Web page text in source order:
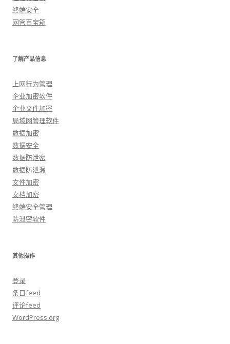
终端安全
网管百宝箱
了解产品信息
上网行为管理
企业加密软件
企业文件加密
局域网管理软件
数据加密
数据安全
数据防泄密
数据防泄漏
文件加密
文档加密
终端安全管理
防泄密软件
其他操作
登录
条目feed
评论feed
WordPress.org